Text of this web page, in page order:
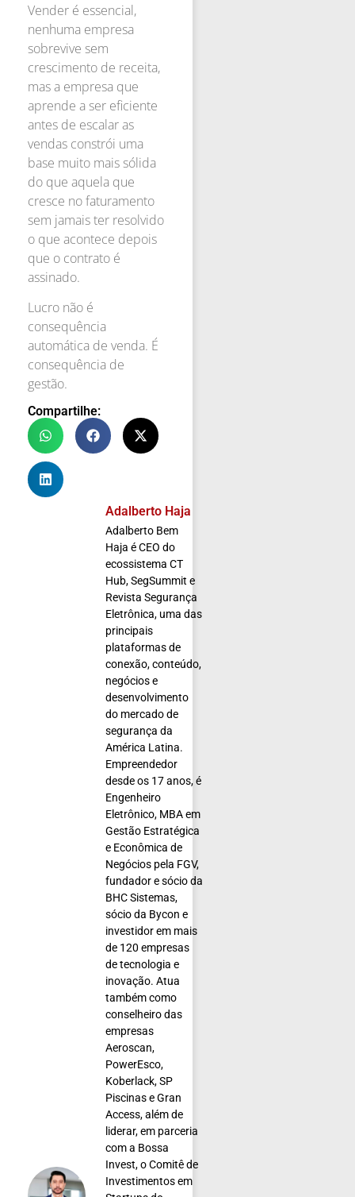
Vender é essencial,
nenhuma empresa
sobrevive sem
crescimento de receita,
mas a empresa que
aprende a ser eficiente
antes de escalar as
vendas constrói uma
base muito mais sólida
do que aquela que
cresce no faturamento
sem jamais ter resolvido
o que acontece depois
que o contrato é
assinado.
Lucro não é
consequência
automática de venda. É
consequência de
gestão.
Compartilhe:
Adalberto Haja
Adalberto Bem
Haja é CEO do
ecossistema CT
Hub, SegSummit e
Revista Segurança
Eletrônica, uma das
principais
plataformas de
conexão, conteúdo,
negócios e
desenvolvimento
do mercado de
segurança da
América Latina.
Empreendedor
desde os 17 anos, é
Engenheiro
Eletrônico, MBA em
Gestão Estratégica
e Econômica de
Negócios pela FGV,
fundador e sócio da
BHC Sistemas,
sócio da Bycon e
investidor em mais
de 120 empresas
de tecnologia e
inovação. Atua
também como
conselheiro das
empresas
Aeroscan,
PowerEsco,
Koberlack, SP
Piscinas e Gran
Access, além de
liderar, em parceria
com a Bossa
Invest, o Comitê de
Investimentos em